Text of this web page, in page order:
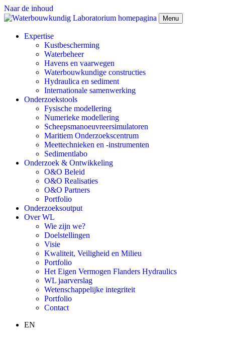
Naar de inhoud
Menu
Expertise
Kustbescherming
Waterbeheer
Havens en vaarwegen
Waterbouwkundige constructies
Hydraulica en sediment
Internationale samenwerking
Onderzoekstools
Fysische modellering
Numerieke modellering
Scheepsmanoeuvreersimulatoren
Maritiem Onderzoekscentrum
Meettechnieken en -instrumenten
Sedimentlabo
Onderzoek & Ontwikkeling
O&O Beleid
O&O Realisaties
O&O Partners
Portfolio
Onderzoeksoutput
Over WL
Wie zijn we?
Doelstellingen
Visie
Kwaliteit, Veiligheid en Milieu
Portfolio
Het Eigen Vermogen Flanders Hydraulics
WL jaarverslag
Wetenschappelijke integriteit
Portfolio
Contact
EN